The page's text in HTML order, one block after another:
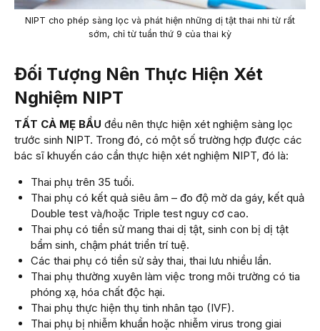
NIPT cho phép sàng lọc và phát hiện những dị tật thai nhi từ rất
sớm, chỉ từ tuần thứ 9 của thai kỳ
Đối Tượng Nên Thực Hiện Xét
Nghiệm NIPT
TẤT CẢ MẸ BẦU đều nên thực hiện xét nghiệm sàng lọc
trước sinh NIPT. Trong đó, có một số trường hợp được các
bác sĩ khuyến cáo cần thực hiện xét nghiệm NIPT, đó là:
Thai phụ trên 35 tuổi.
Thai phụ có kết quả siêu âm – đo độ mờ da gáy, kết quả
Double test và/hoặc Triple test nguy cơ cao.
Thai phụ có tiền sử mang thai dị tật, sinh con bị dị tật
bẩm sinh, chậm phát triển trí tuệ.
Các thai phụ có tiền sử sảy thai, thai lưu nhiều lần.
Thai phụ thường xuyên làm việc trong môi trường có tia
phóng xạ, hóa chất độc hại.
Thai phụ thực hiện thụ tinh nhân tạo (IVF).
Thai phụ bị nhiễm khuẩn hoặc nhiễm virus trong giai